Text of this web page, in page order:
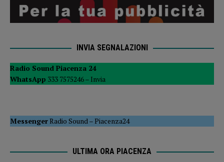
INVIA SEGNALAZIONI
Radio Sound Piacenza 24
WhatsApp 333 7575246 – Invia
MessengerRadio Sound–Piacenza24
ULTIMA ORA PIACENZA